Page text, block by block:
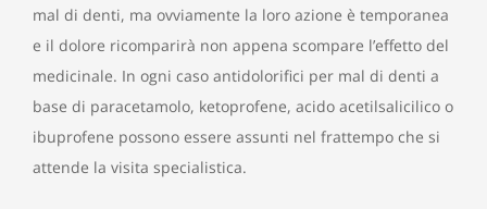
mal di denti, ma ovviamente la loro azione è temporanea
e il dolore ricomparirà non appena scompare l’effetto del
medicinale. In ogni caso antidolorifici per mal di denti a
base di paracetamolo, ketoprofene, acido acetilsalicilico o
ibuprofene possono essere assunti nel frattempo che si
attende la visita specialistica.